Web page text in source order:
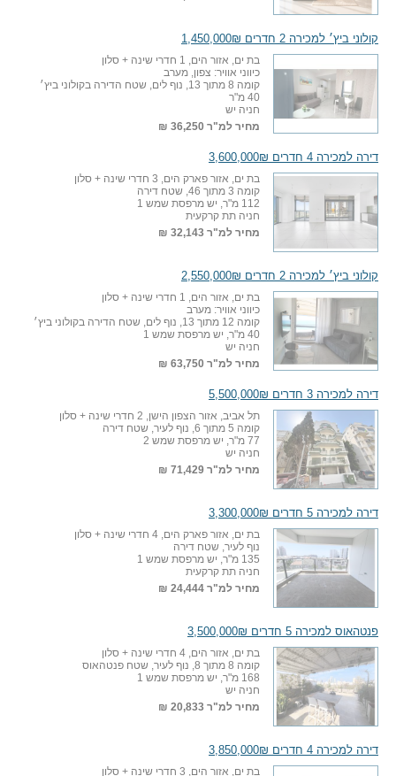
קולוני ביץ׳ למכירה 2 חדרים 1,450,000₪
בת ים, אזור הים, 1 חדרי שינה + סלון
כיווני אוויר: צפון, מערב
קומה 8 מתוך 13, נוף לים, שטח הדירה בקולוני ביץ׳
40 מ"ר
חניה יש
מחיר למ"ר 36,250 ₪
דירה למכירה 4 חדרים 3,600,000₪
בת ים, אזור פארק הים, 3 חדרי שינה + סלון
קומה 3 מתוך 46, שטח דירה
112 מ"ר, יש מרפסת שמש 1
חניה תת קרקעית
מחיר למ"ר 32,143 ₪
קולוני ביץ׳ למכירה 2 חדרים 2,550,000₪
בת ים, אזור הים, 1 חדרי שינה + סלון
כיווני אוויר: מערב
קומה 12 מתוך 13, נוף לים, שטח הדירה בקולוני ביץ׳
40 מ"ר, יש מרפסת שמש 1
חניה יש
מחיר למ"ר 63,750 ₪
דירה למכירה 3 חדרים 5,500,000₪
תל אביב, אזור הצפון הישן, 2 חדרי שינה + סלון
קומה 5 מתוך 6, נוף לעיר, שטח דירה
77 מ"ר, יש מרפסת שמש 2
חניה יש
מחיר למ"ר 71,429 ₪
דירה למכירה 5 חדרים 3,300,000₪
בת ים, אזור פארק הים, 4 חדרי שינה + סלון
נוף לעיר, שטח דירה
135 מ"ר, יש מרפסת שמש 1
חניה תת קרקעית
מחיר למ"ר 24,444 ₪
פנטהאוס למכירה 5 חדרים 3,500,000₪
בת ים, אזור הים, 4 חדרי שינה + סלון
קומה 8 מתוך 8, נוף לעיר, שטח פנטהאוס
168 מ"ר, יש מרפסת שמש 1
חניה יש
מחיר למ"ר 20,833 ₪
דירה למכירה 4 חדרים 3,850,000₪
בת ים, אזור הים, 3 חדרי שינה + סלון